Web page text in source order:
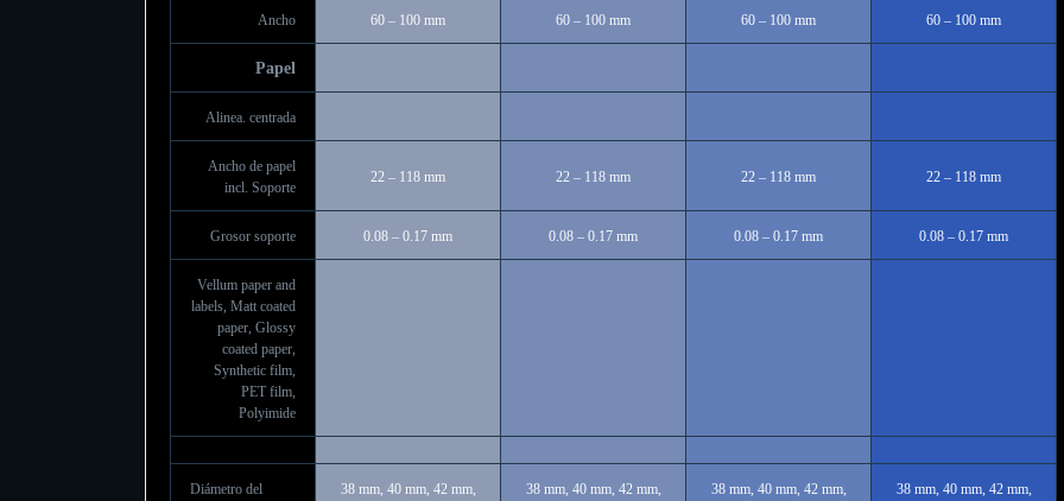
Ancho 60 – 100 mm 60 – 100 mm 60 – 100 mm 60 – 100 mm
Papel
Alinea. centrada
Ancho de papel
incl. Soporte
22 – 118 mm 22 – 118 mm 22 – 118 mm 22 – 118 mm
Grosor soporte 0.08 – 0.17 mm 0.08 – 0.17 mm 0.08 – 0.17 mm 0.08 – 0.17 mm
Vellum paper and
labels, Matt coated
paper, Glossy
coated paper,
Synthetic film,
PET film,
Polyimide
Diámetro del
38 mm, 40 mm, 42 mm,
38 mm, 40 mm, 42 mm,
38 mm, 40 mm, 42 mm,
38 mm, 40 mm, 42 mm,